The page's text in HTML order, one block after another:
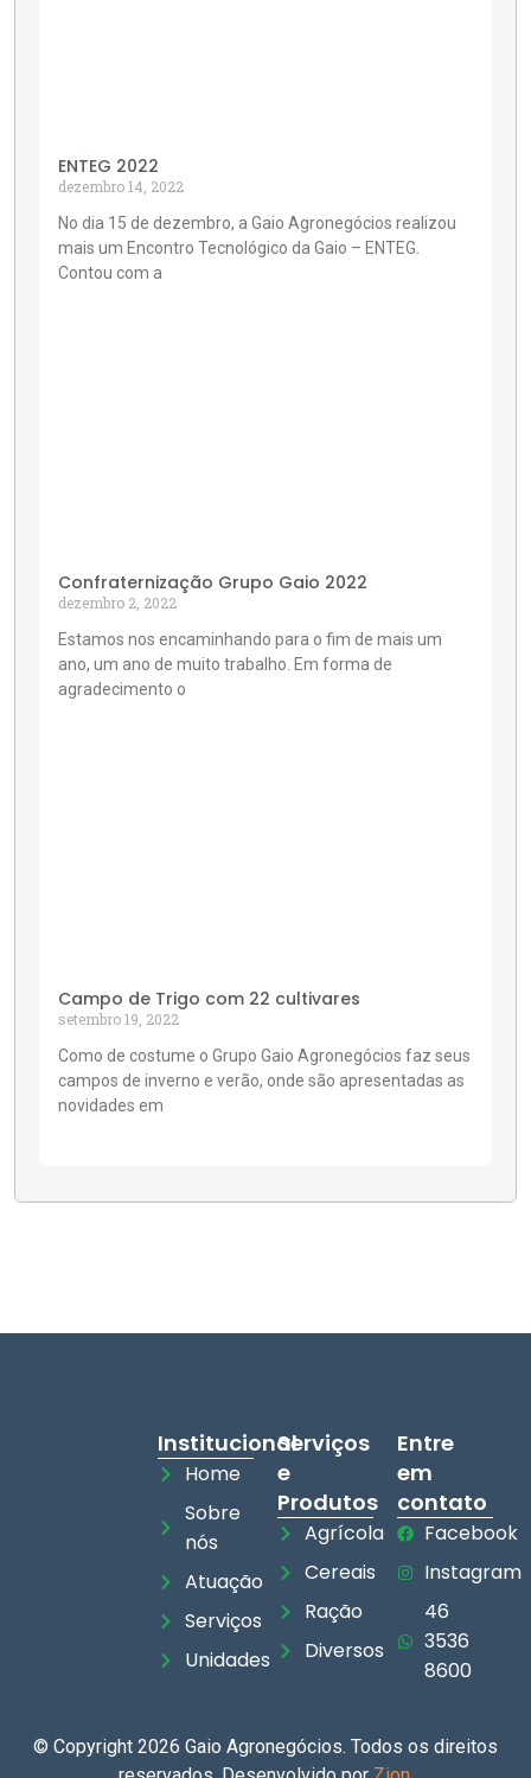
ENTEG 2022
dezembro 14, 2022
No dia 15 de dezembro, a Gaio Agronegócios realizou
mais um Encontro Tecnológico da Gaio – ENTEG.
Contou com a
Confraternização Grupo Gaio 2022
dezembro 2, 2022
Estamos nos encaminhando para o fim de mais um
ano, um ano de muito trabalho. Em forma de
agradecimento o
Campo de Trigo com 22 cultivares
setembro 19, 2022
Como de costume o Grupo Gaio Agronegócios faz seus
campos de inverno e verão, onde são apresentadas as
novidades em
Institucional
Home
Sobre
nós
Atuação
Serviços
Unidades
Serviços
e
Produtos
Agrícola
Cereais
Ração
Diversos
Entre
em
contato
Facebook
Instagram
46
3536
8600
© Copyright 2026 Gaio Agronegócios. Todos os direitos